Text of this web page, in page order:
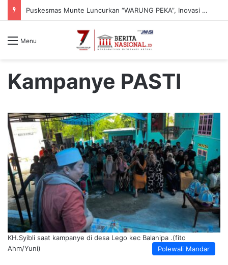
Puskesmas Munte Luncurkan “WARUNG PEKA”, Inovasi Peduli Kesehatan Jiwa hingga Pelosok Desa
Menu
Kampanye PASTI
Polewali Mandar
KH.Syibli saat kampanye di desa Lego kec Balanipa .(fito
Ahm/Yuni)